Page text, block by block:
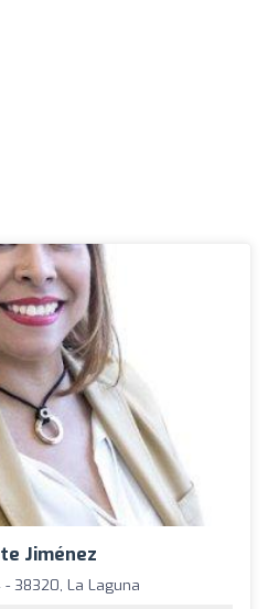
Jiménez
38320, La Laguna